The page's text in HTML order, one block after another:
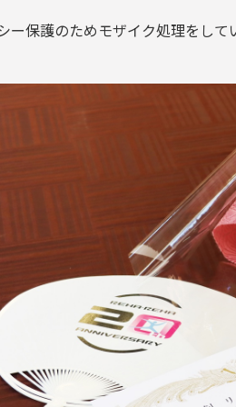
ー保護のためモザイク処理をして